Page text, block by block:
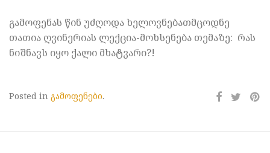
გამოფენას წინ უძღოდა ხელოვნებათმცოდნე
თათია ღვინერიას ლექცია-მოხსენება თემაზე: რას
ნიშნავს იყო ქალი მხატვარი?!
Posted in გამოფენები.